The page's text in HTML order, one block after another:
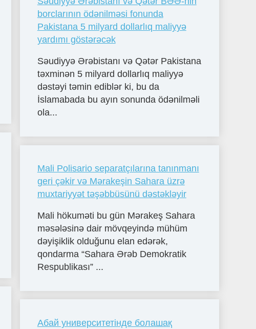
borclarının ödənilməsi fonunda
Pakistana 5 milyard dollarlıq maliyyə
yardımı göstərəcək
Səudiyyə Ərəbistanı və Qətər Pakistana
təxminən 5 milyard dollarlıq maliyyə
dəstəyi təmin ediblər ki, bu da
İslamabada bu ayın sonunda ödənilməli
ola...
Mali Polisario separatçılarına tanınmanı
geri çǝkir vǝ Mǝrakeşin Sahara üzrǝ
muxtariyyǝt tǝşǝbbüsünü dǝstǝklǝyir
Mali hökumǝti bu gün Mǝrakeş Sahara
mǝsǝlǝsinǝ dair mövqeyindǝ mühüm
dǝyişiklik olduğunu elan edǝrǝk,
qondarma “Sahara Ərǝb Demokratik
Respublikası” ...
Абай университетінде болашақ